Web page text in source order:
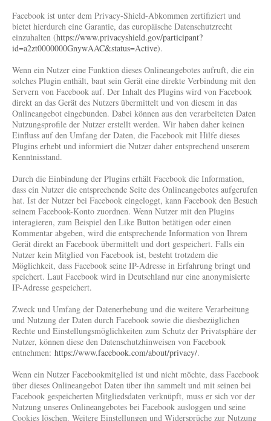
Facebook ist unter dem Privacy-Shield-Abkommen zertifiziert und
bietet hierdurch eine Garantie, das europäische Datenschutzrecht
einzuhalten (https://www.privacyshield.gov/participant?
id=a2zt0000000GnywAAC&status=Active).
Wenn ein Nutzer eine Funktion dieses Onlineangebotes aufruft, die ein
solches Plugin enthält, baut sein Gerät eine direkte Verbindung mit den
Servern von Facebook auf. Der Inhalt des Plugins wird von Facebook
direkt an das Gerät des Nutzers übermittelt und von diesem in das
Onlineangebot eingebunden. Dabei können aus den verarbeiteten Daten
Nutzungsprofile der Nutzer erstellt werden. Wir haben daher keinen
Einfluss auf den Umfang der Daten, die Facebook mit Hilfe dieses
Plugins erhebt und informiert die Nutzer daher entsprechend unserem
Kenntnisstand.
Durch die Einbindung der Plugins erhält Facebook die Information,
dass ein Nutzer die entsprechende Seite des Onlineangebotes aufgerufen
hat. Ist der Nutzer bei Facebook eingeloggt, kann Facebook den Besuch
seinem Facebook-Konto zuordnen. Wenn Nutzer mit den Plugins
interagieren, zum Beispiel den Like Button betätigen oder einen
Kommentar abgeben, wird die entsprechende Information von Ihrem
Gerät direkt an Facebook übermittelt und dort gespeichert. Falls ein
Nutzer kein Mitglied von Facebook ist, besteht trotzdem die
Möglichkeit, dass Facebook seine IP-Adresse in Erfahrung bringt und
speichert. Laut Facebook wird in Deutschland nur eine anonymisierte
IP-Adresse gespeichert.
Zweck und Umfang der Datenerhebung und die weitere Verarbeitung
und Nutzung der Daten durch Facebook sowie die diesbezüglichen
Rechte und Einstellungsmöglichkeiten zum Schutz der Privatsphäre der
Nutzer, können diese den Datenschutzhinweisen von Facebook
entnehmen: https://www.facebook.com/about/privacy/.
Wenn ein Nutzer Facebookmitglied ist und nicht möchte, dass Facebook
über dieses Onlineangebot Daten über ihn sammelt und mit seinen bei
Facebook gespeicherten Mitgliedsdaten verknüpft, muss er sich vor der
Nutzung unseres Onlineangebotes bei Facebook ausloggen und seine
Cookies löschen. Weitere Einstellungen und Widersprüche zur Nutzung